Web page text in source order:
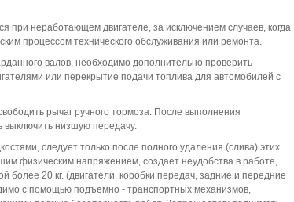
при неработающем двигателе, за исключением случаев, когда
процессом технического обслуживания или ремонта.
валов, необходимо дополнительно проверить
или перекрытие подачи топлива для автомобилей с
рычаг ручного тормоза. После выполнения
выключить низшую передачу.
следует только после полного удаления (слива) этих
физическим напряжением, создает неудобства в работе,
20 кг. (двигатели, коробки передач, задние и передние
с помощью подъемно - транспортных механизмов,